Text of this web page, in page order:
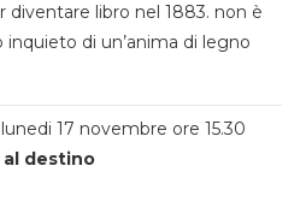
diventare libro nel 1883. non è
inquieto di un’anima di legno
17 novembre ore 15.30
al destino